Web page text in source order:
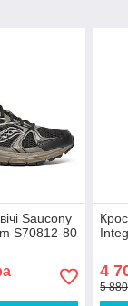
Saucony
S70812-80
4
5